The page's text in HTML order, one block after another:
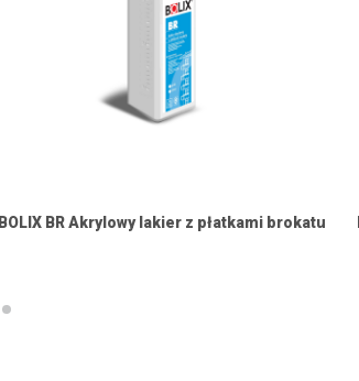
BOLIX BR Akrylowy lakier z płatkami brokatu